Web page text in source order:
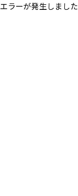
エラーが発生しました